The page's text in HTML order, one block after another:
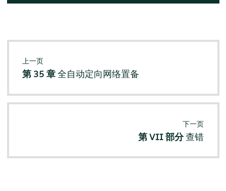
上一页
第 35 章全自动定向网络置备
下一页
第 VII 部分查错